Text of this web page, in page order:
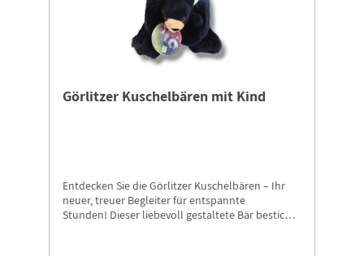
Görlitzer Kuschelbären mit Kind
Entdecken Sie die Görlitzer Kuschelbären – Ihr
neuer, treuer Begleiter für entspannte
Stunden! Dieser liebevoll gestaltete Bär besticht